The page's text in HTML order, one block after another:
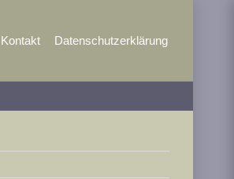
Kontakt Datenschutzerklärung